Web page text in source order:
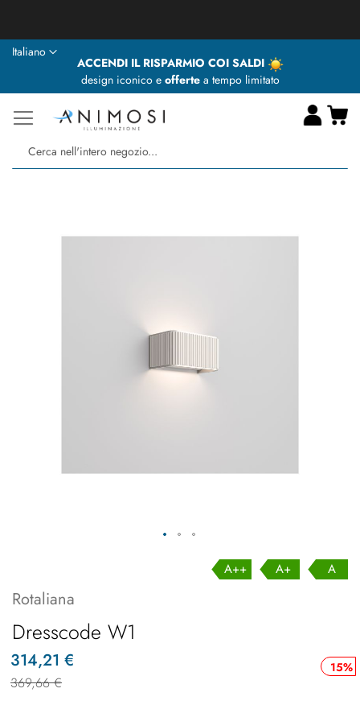
ACCENDI IL RISPARMIO COI SALDI
design iconico e offertea tempo limitato
Lingua
Italiano
A++ A+ A
Rotaliana
Dresscode W1
15%
314,21 €
369,66 €